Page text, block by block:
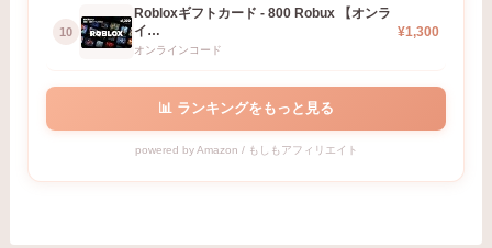
10
Robloxギフトカード - 800 Robux 【オンラ
イ…
オンラインコード
¥1,300
📊 ランキングをもっと見る
powered by Amazon / もしもアフィリエイト